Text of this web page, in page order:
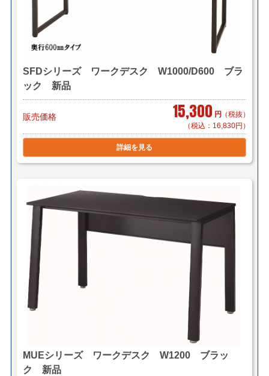
SFDシリーズ ワークデスク W1000/D600 ブラ
ック 新品
販売価格 15,300 円 （税抜）
（税込：16,830円）
詳細を見る
MUEシリーズ ワークデスク W1200 ブラッ
ク 新品